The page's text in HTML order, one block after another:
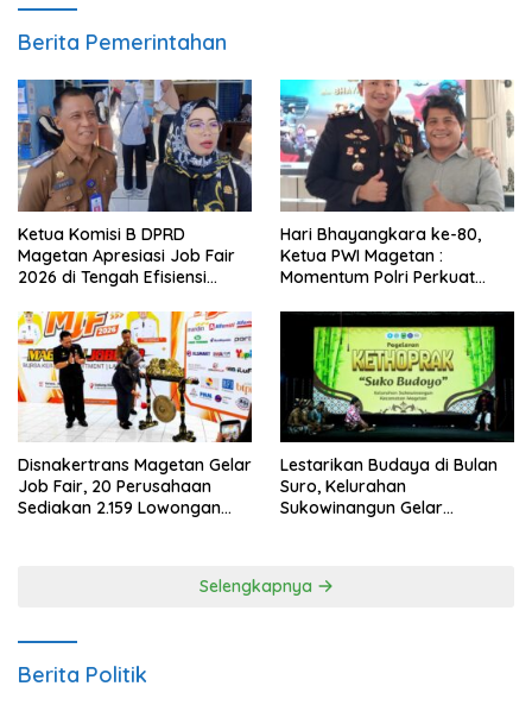
Berita Pemerintahan
Ketua Komisi B DPRD
Magetan Apresiasi Job Fair
2026 di Tengah Efisiensi
Hari Bhayangkara ke-80,
Ketua PWI Magetan :
Momentum Polri Perkuat
Disnakertrans Magetan Gelar
Job Fair, 20 Perusahaan
Sediakan 2.159 Lowongan
Lestarikan Budaya di Bulan
Suro, Kelurahan
Sukowinangun Gelar
Selengkapnya
Berita Politik